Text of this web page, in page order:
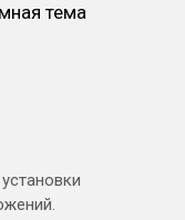
тема